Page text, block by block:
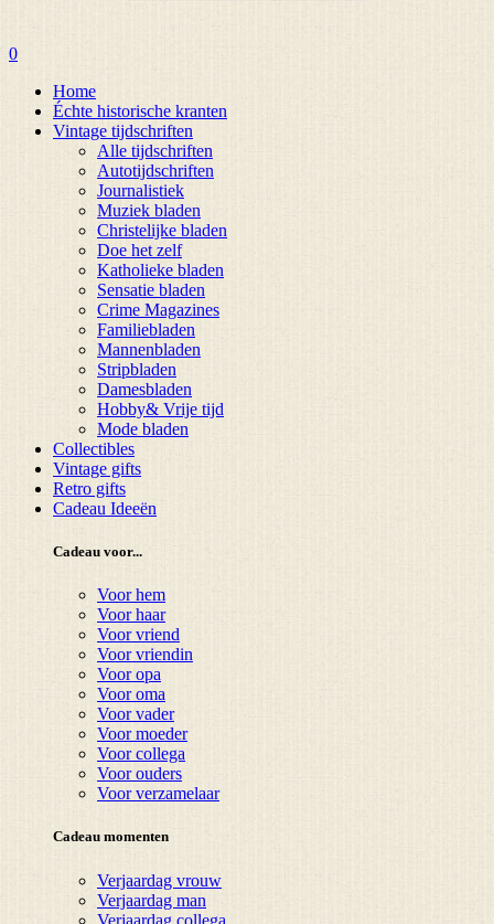
0
Home
Échte historische kranten
Vintage tijdschriften
Alle tijdschriften
Autotijdschriften
Journalistiek
Muziek bladen
Christelijke bladen
Doe het zelf
Katholieke bladen
Sensatie bladen
Crime Magazines
Familiebladen
Mannenbladen
Stripbladen
Damesbladen
Hobby& Vrije tijd
Mode bladen
Collectibles
Vintage gifts
Retro gifts
Cadeau Ideeën
Cadeau voor...
Voor hem
Voor haar
Voor vriend
Voor vriendin
Voor opa
Voor oma
Voor vader
Voor moeder
Voor collega
Voor ouders
Voor verzamelaar
Cadeau momenten
Verjaardag vrouw
Verjaardag man
Verjaardag collega